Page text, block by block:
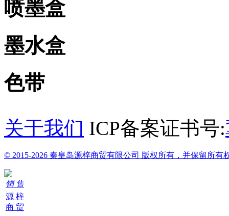
喷墨盒
墨水盒
色带
关于我们 ICP备案证书号:
© 2015-2026 秦皇岛源梓商贸有限公司 版权所有，并保留所有
销 售
源 梓
商 贸